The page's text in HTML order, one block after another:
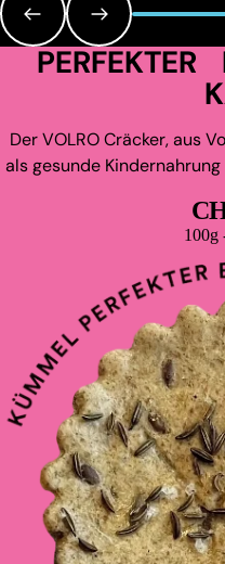
PERFEKTER
Der VOLRO Cräcker, aus
als gesunde
100g